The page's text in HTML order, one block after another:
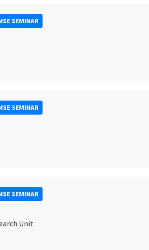
SEMINAR
SEMINAR
SEMINAR
Unit